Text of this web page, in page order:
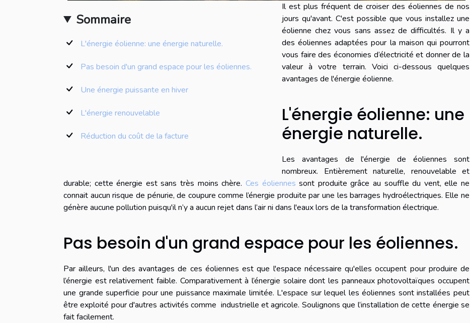
Sommaire
L'énergie éolienne: une énergie naturelle.
Pas besoin d'un grand espace pour les éoliennes.
Une énergie puissante en hiver
L'énergie renouvelable
Réduction du coût de la facture
Il est plus fréquent de croiser des éoliennes de nos
jours qu'avant. C'est possible que vous installez une
éolienne chez vous sans assez de difficultés. Il y a
des éoliennes adaptées pour la maison qui pourront
vous faire des économies d’électricité et donner de la
valeur à votre terrain. Voici ci-dessous quelques
avantages de l'énergie éolienne.
L'énergie éolienne: une
énergie naturelle.
Les avantages de l'énergie de éoliennes sont
nombreux. Entièrement naturelle, renouvelable et
durable; cette énergie est sans très moins chère. Ces éoliennes sont produite grâce au souffle du vent, elle ne
connait aucun risque de pénurie, de coupure comme l’énergie produite par une les barrages hydroélectriques. Elle ne
génère aucune pollution puisqu'il n’y a aucun rejet dans l’air ni dans l'eaux lors de la transformation électrique.
Pas besoin d'un grand espace pour les éoliennes.
Par ailleurs, l'un des avantages de ces éoliennes est que l'espace nécessaire qu'elles occupent pour produire de
l’énergie est relativement faible. Comparativement à l’énergie solaire dont les panneaux photovoltaïques occupent
une grande superficie pour une puissance maximale limitée. L'espace sur lequel les éoliennes sont installées peut
être exploité pour d'autres activités comme industrielle et agricole. Soulignons que l’installation de cette énergie se
fait facilement.